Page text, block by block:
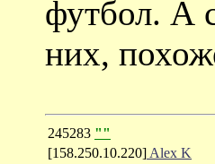
футбол. А
них,
245283 ""
[158.250.10.220] Alex K